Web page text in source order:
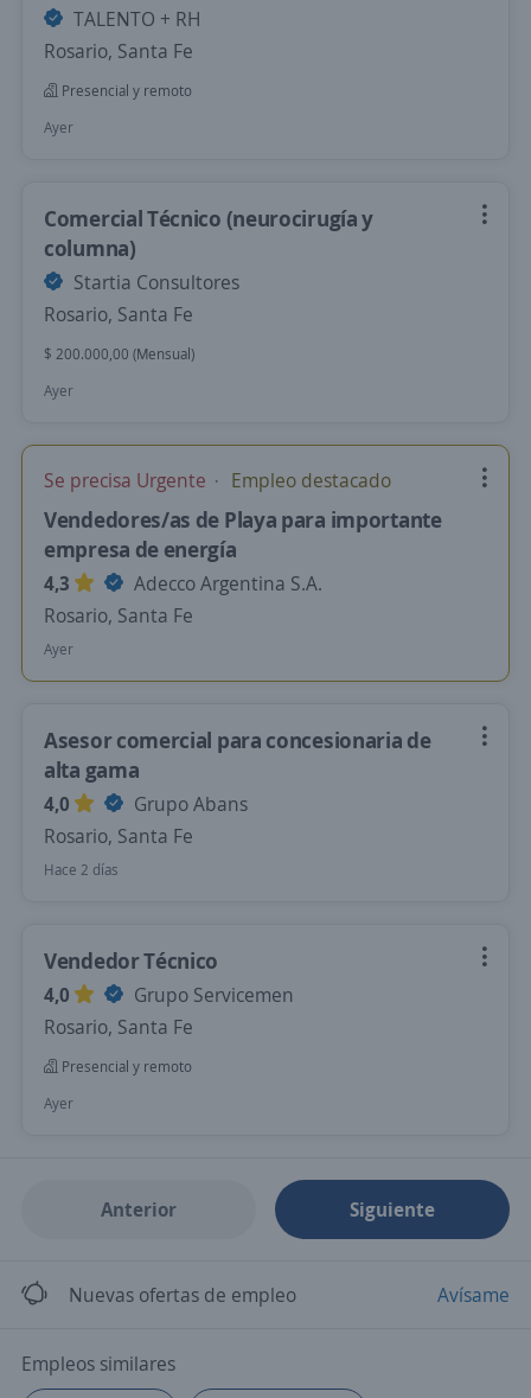
TALENTO + RH
Rosario, Santa Fe
Presencial y remoto
Ayer
Comercial Técnico (neurocirugía y
columna)
Startia Consultores
Rosario, Santa Fe
$ 200.000,00 (Mensual)
Ayer
Se precisa Urgente Empleo destacado
Vendedores/as de Playa para importante
empresa de energía
4,3
Adecco Argentina S.A.
Rosario, Santa Fe
Ayer
Asesor comercial para concesionaria de
alta gama
4,0
Grupo Abans
Rosario, Santa Fe
Hace 2 días
Vendedor Técnico
4,0
Grupo Servicemen
Rosario, Santa Fe
Presencial y remoto
Ayer
Anterior Siguiente
Nuevas ofertas de empleo Avísame
Empleos similares